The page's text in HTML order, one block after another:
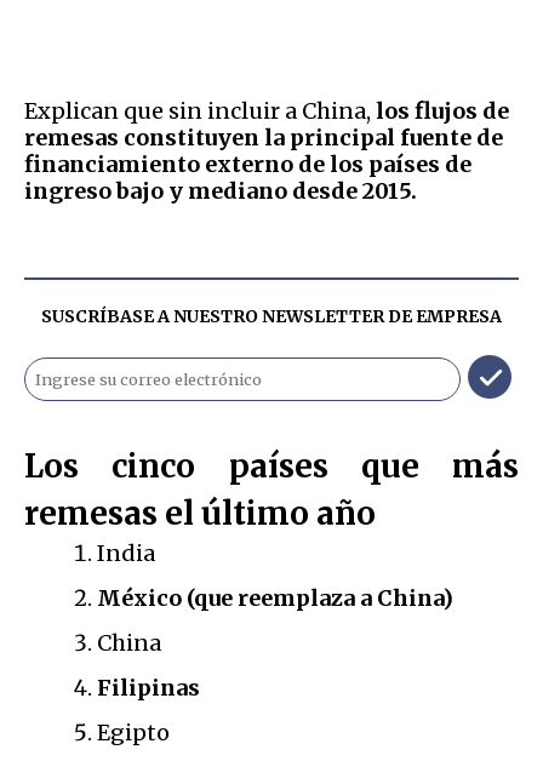
Explican que sin incluir a China, los flujos de
remesas constituyen la principal fuente de
financiamiento externo de los países de
ingreso bajo y mediano desde 2015.
SUSCRÍBASE A NUESTRO NEWSLETTER DEEMPRESA
Los cinco países que más
remesas el último año
India
México (que reemplaza a China)
China
Filipinas
Egipto